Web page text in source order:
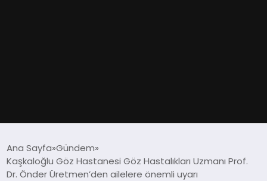
DÜNYA
Ana Sayfa Gündem
Kaşkaloğlu Göz Hastanesi Göz Hastalıkları Uzmanı Prof.
Dr. Önder Üretmen’den ailelere önemli uyarı